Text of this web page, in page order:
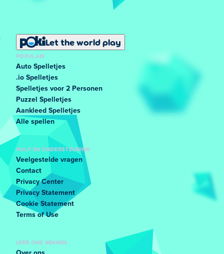
Let the world play
POPULAIR
Auto Spelletjes
.io Spelletjes
Spelletjes voor 2 Personen
Puzzel Spelletjes
Aankleed Spelletjes
Alle spellen
HULP EN ONDERSTEUNING
Veelgestelde vragen
Contact
Privacy Center
Privacy Statement
Cookie Statement
Terms of Use
LEER ONS KENNEN